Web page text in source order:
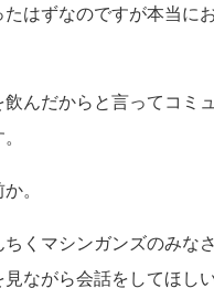
たはずなのですが本当に
飲んだからと言ってコミ
。
くマシンガンズのみな
ながら会話をしてほし